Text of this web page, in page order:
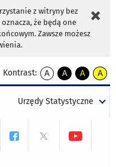
z witryny bez
że będą one
Zawsze możesz
Kontrast:
A
kontrast
A
kontrast
tekst
czarnym
A
kontrast
tekst
czarnym
A
tekst
żółtym
Urzędy Statystyczne